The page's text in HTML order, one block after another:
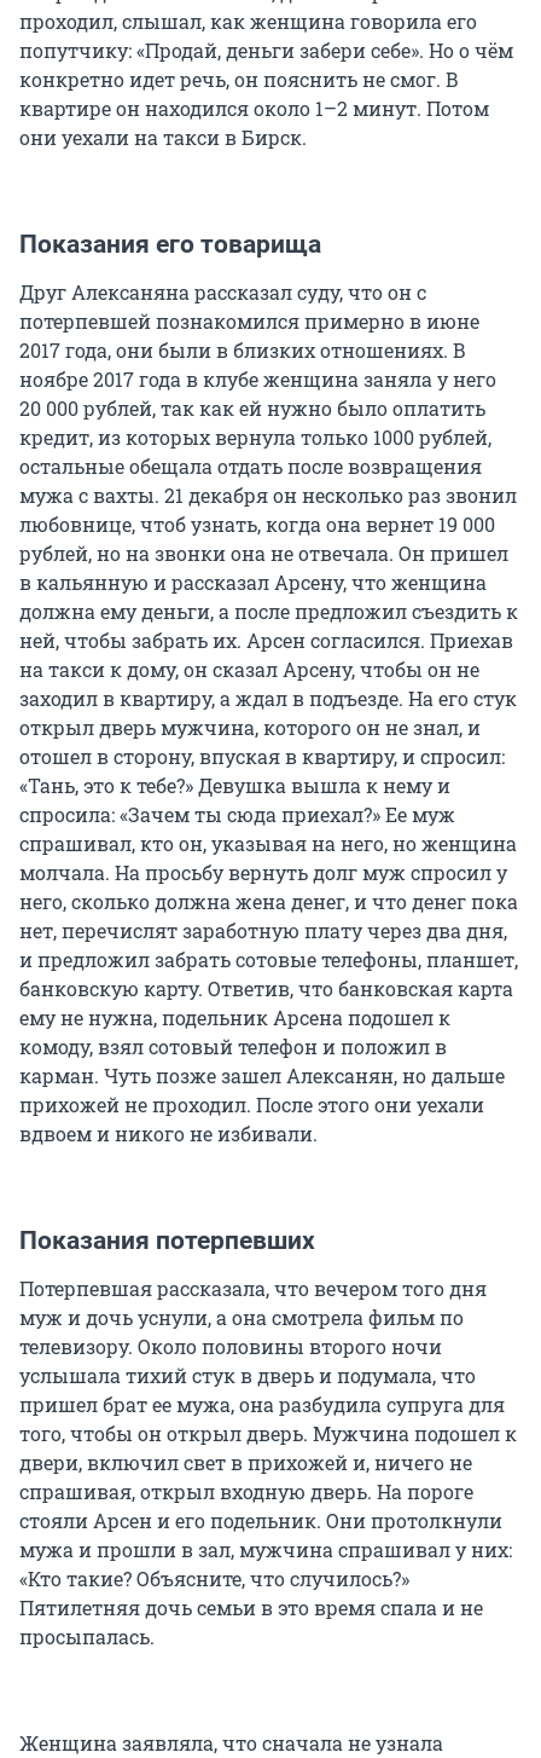
проходил, слышал, как женщина говорила его
попутчику: «Продай, деньги забери себе». Но о чём
конкретно идет речь, он пояснить не смог. В
квартире он находился около 1–2 минут. Потом
они уехали на такси в Бирск.
Показания его товарища
Друг Алексаняна рассказал суду, что он с
потерпевшей познакомился примерно в июне
2017 года, они были в близких отношениях. В
ноябре 2017 года в клубе женщина заняла у него
20 000 рублей, так как ей нужно было оплатить
кредит, из которых вернула только 1000 рублей,
остальные обещала отдать после возвращения
мужа с вахты. 21 декабря он несколько раз звонил
любовнице, чтоб узнать, когда она вернет 19 000
рублей, но на звонки она не отвечала. Он пришел
в кальянную и рассказал Арсену, что женщина
должна ему деньги, а после предложил съездить к
ней, чтобы забрать их. Арсен согласился. Приехав
на такси к дому, он сказал Арсену, чтобы он не
заходил в квартиру, а ждал в подъезде. На его стук
открыл дверь мужчина, которого он не знал, и
отошел в сторону, впуская в квартиру, и спросил:
«Тань, это к тебе?» Девушка вышла к нему и
спросила: «Зачем ты сюда приехал?» Ее муж
спрашивал, кто он, указывая на него, но женщина
молчала. На просьбу вернуть долг муж спросил у
него, сколько должна жена денег, и что денег пока
нет, перечислят заработную плату через два дня,
и предложил забрать сотовые телефоны, планшет,
банковскую карту. Ответив, что банковская карта
ему не нужна, подельник Арсена подошел к
комоду, взял сотовый телефон и положил в
карман. Чуть позже зашел Алексанян, но дальше
прихожей не проходил. После этого они уехали
вдвоем и никого не избивали.
Показания потерпевших
Потерпевшая рассказала, что вечером того дня
муж и дочь уснули, а она смотрела фильм по
телевизору. Около половины второго ночи
услышала тихий стук в дверь и подумала, что
пришел брат ее мужа, она разбудила супруга для
того, чтобы он открыл дверь. Мужчина подошел к
двери, включил свет в прихожей и, ничего не
спрашивая, открыл входную дверь. На пороге
стояли Арсен и его подельник. Они протолкнули
мужа и прошли в зал, мужчина спрашивал у них:
«Кто такие? Объясните, что случилось?»
Пятилетняя дочь семьи в это время спала и не
просыпалась.
Женщина заявляла, что сначала не узнала